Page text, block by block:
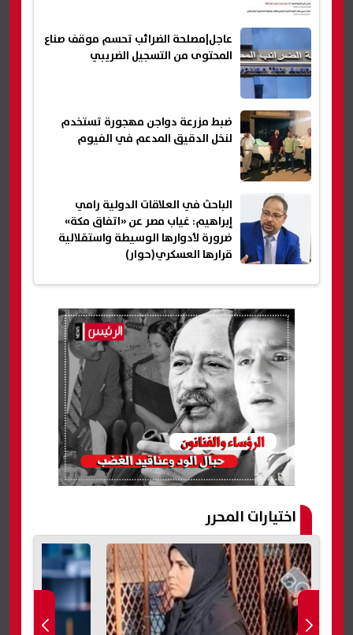
عاجل|مصلحة الضرائب تحسم موقف صناع
المحتوى من التسجيل الضريبي
ضبط مزرعة دواجن مهجورة تستخدم
لنخل الدقيق المدعم في الفيوم
الباحث في العلاقات الدولية رامي
إبراهيم: غياب مصر عن «اتفاق مكة»
ضرورة لأدوارها الوسيطة واستقلالية
قرارها العسكري(حوار)
اختيارات المحرر